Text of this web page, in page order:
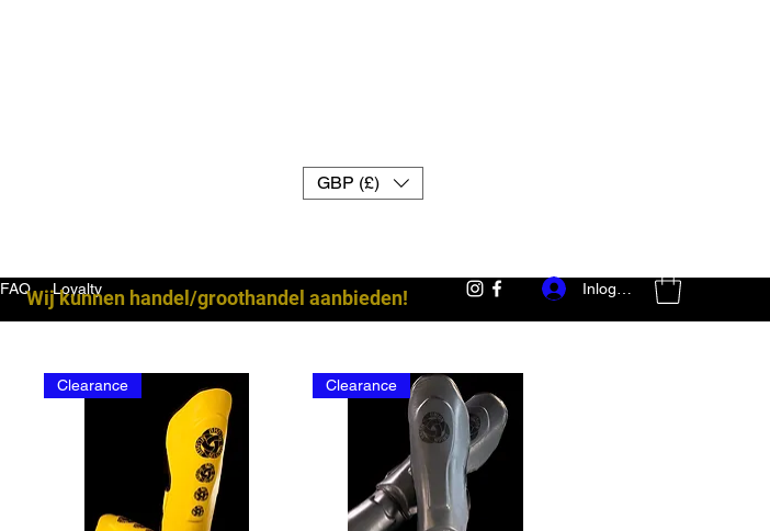
GBP (£)
FAQ Loyalty Inloggen
Wij kunnen handel/groothandel aanbieden!
Clearance Clearance